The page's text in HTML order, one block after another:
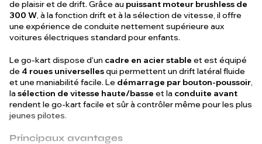
de plaisir et de drift. Grâce au puissant moteur brushless de
300 W, à la fonction drift et à la sélection de vitesse, il offre
une expérience de conduite nettement supérieure aux
voitures électriques standard pour enfants.
Le go-kart dispose d'un cadre en acier stable et est équipé
de 4 roues universellesqui permettent un drift latéral fluide
et une maniabilité facile. Le démarrage par bouton-poussoir,
la sélection de vitesse haute/basse et la conduite avant
rendent le go-kart facile et sûr à contrôler même pour les plus
jeunes pilotes.
Principaux avantages